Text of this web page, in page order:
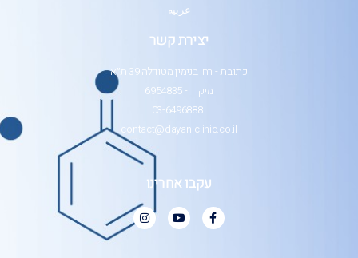
عربيه
יצירת קשר
כתובת - רח' בנימין מטודלה 39 ת״א
מיקוד - 6954835
03-6496888
contact@dayan-clinic.co.il
עקבו אחרינו